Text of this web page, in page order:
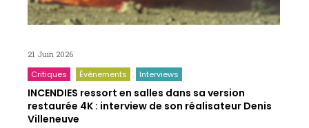
21 Juin 2026
Critiques Événements Interviews
INCENDIES ressort en salles dans sa version
restaurée 4K : interview de son réalisateur Denis
Villeneuve